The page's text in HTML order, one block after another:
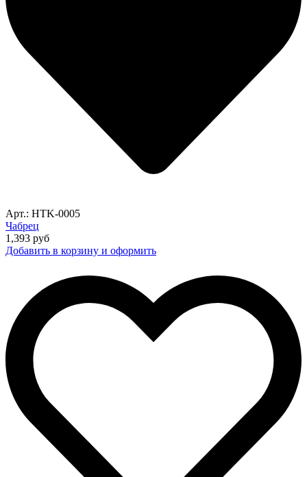
Арт.: HTK-0005
Чабрец
1,393 руб
Добавить в корзину и оформить